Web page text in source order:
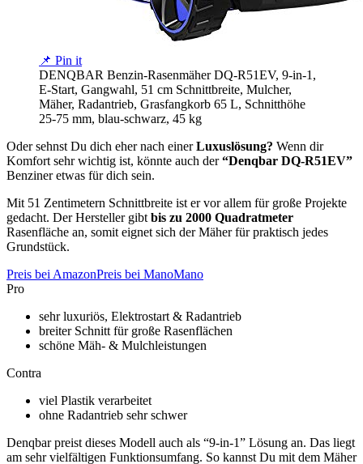
📌 Pin it
DENQBAR Benzin-Rasenmäher DQ-R51EV, 9-in-1,
E-Start, Gangwahl, 51 cm Schnittbreite, Mulcher,
Mäher, Radantrieb, Grasfangkorb 65 L, Schnitthöhe
25-75 mm, blau-schwarz, 45 kg
Oder sehnst Du dich eher nach einerLuxuslösung? Wenn dir
Komfort sehr wichtig ist, könnte auch der“Denqbar DQ-R51EV”
Benziner etwas für dich sein.
Mit 51 Zentimetern Schnittbreite ist er vor allem für große Projekte
gedacht. Der Hersteller gibt bis zu 2000 Quadratmeter
Rasenfläche an, somit eignet sich der Mäher für praktisch jedes
Grundstück.
Preis bei AmazonPreis bei ManoMano
Pro
sehr luxuriös, Elektrostart & Radantrieb
breiter Schnitt für große Rasenflächen
schöne Mäh- & Mulchleistungen
Contra
viel Plastik verarbeitet
ohne Radantrieb sehr schwer
Denqbar preist dieses Modell auch als “9-in-1” Lösung an. Das liegt
am sehr vielfältigen Funktionsumfang. So kannst Du mit dem Mäher